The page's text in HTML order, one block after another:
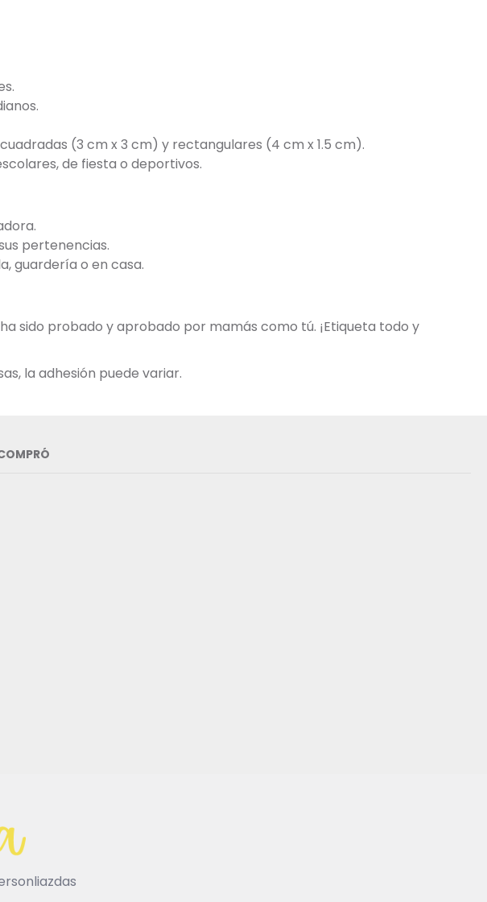
(3 cm x 3 cm) y rectangulares (4 cm x 1.5 cm).
de fiesta o deportivos.
pertenencias.
guardería o en casa.
sido probado y aprobado por mamás como tú. ¡Etiqueta todo y
la adhesión puede variar.